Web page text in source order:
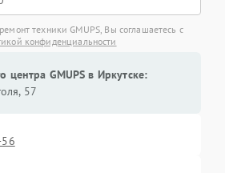
техники GMUPS, Вы соглашаетесь с
конфиденциальности
центра GMUPS в Иркутске:
57